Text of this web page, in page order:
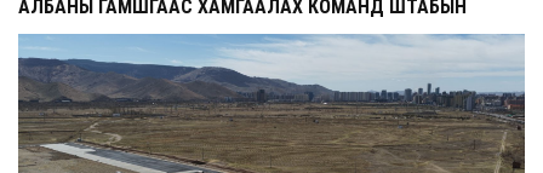
АЛБАНЫ ГАМШГААС ХАМГААЛАХ КОМАНД ШТАБЫН
СУРГУУЛЬ ЭХЭЛЛЭЭ